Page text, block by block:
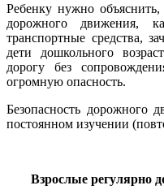
Ребенку нужно
дорожного движения,
транспортные средства,
дети дошкольного
дорогу без
огромную опасность.
Безопасность дорожного
постоянном изучении
Взрослые регулярно